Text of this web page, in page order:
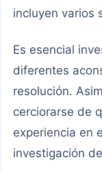
incluyen varios
Es esencial
diferentes
resolución.
cerciorarse de
experiencia en
investigación